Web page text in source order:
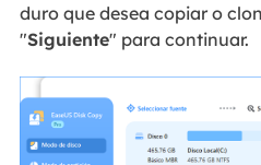
duro que desea copiar o
"Siguiente" para continuar.